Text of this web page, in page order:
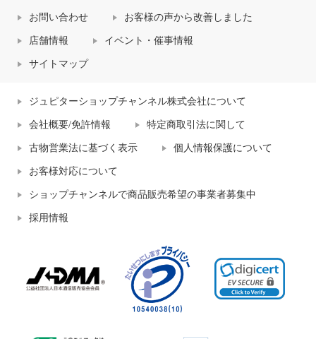
お問い合わせ お客様の声から改善しました
店舗情報 イベント・催事情報
サイトマップ
ジュピターショップチャンネル株式会社について
会社概要/免許情報 特定商取引法に関して
古物営業法に基づく表示 個人情報保護について
お客様対応について
ショップチャンネルで商品販売希望の事業者募集中
採用情報